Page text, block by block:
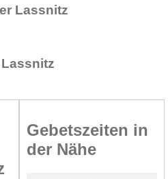
Lassnitz
Gebetszeiten in
der Nähe